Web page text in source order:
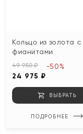
Кольцо из золота с
фианитами
49 950 ₽
24 975 ₽
-50%
ВЫБРАТЬ
ПОДРОБНЕЕ